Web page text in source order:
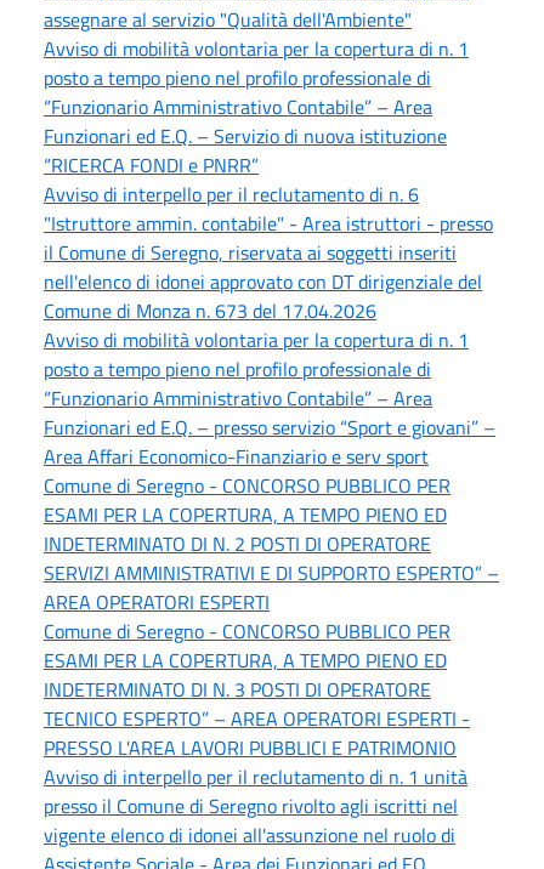
assegnare al servizio "Qualità dell'Ambiente"
Avviso di mobilità volontaria per la copertura di n. 1
posto a tempo pieno nel profilo professionale di
“Funzionario Amministrativo Contabile” – Area
Funzionari ed E.Q. – Servizio di nuova istituzione
“RICERCA FONDI e PNRR”
Avviso di interpello per il reclutamento di n. 6
"Istruttore ammin. contabile" - Area istruttori - presso
il Comune di Seregno, riservata ai soggetti inseriti
nell'elenco di idonei approvato con DT dirigenziale del
Comune di Monza n. 673 del 17.04.2026
Avviso di mobilità volontaria per la copertura di n. 1
posto a tempo pieno nel profilo professionale di
“Funzionario Amministrativo Contabile” – Area
Funzionari ed E.Q. – presso servizio “Sport e giovani” –
Area Affari Economico-Finanziario e serv sport
Comune di Seregno - CONCORSO PUBBLICO PER
ESAMI PER LA COPERTURA, A TEMPO PIENO ED
INDETERMINATO DI N. 2 POSTI DI OPERATORE
SERVIZI AMMINISTRATIVI E DI SUPPORTO ESPERTO” –
AREA OPERATORI ESPERTI
Comune di Seregno - CONCORSO PUBBLICO PER
ESAMI PER LA COPERTURA, A TEMPO PIENO ED
INDETERMINATO DI N. 3 POSTI DI OPERATORE
TECNICO ESPERTO” – AREA OPERATORI ESPERTI -
PRESSO L'AREA LAVORI PUBBLICI E PATRIMONIO
Avviso di interpello per il reclutamento di n. 1 unità
presso il Comune di Seregno rivolto agli iscritti nel
vigente elenco di idonei all'assunzione nel ruolo di